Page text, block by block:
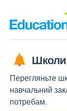
Школи
Перегляньте
навчальний
потребам.